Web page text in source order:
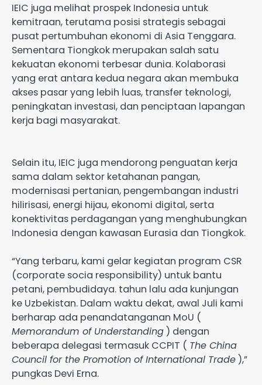
IEIC juga melihat prospek Indonesia untuk
kemitraan, terutama posisi strategis sebagai
pusat pertumbuhan ekonomi di Asia Tenggara.
Sementara Tiongkok merupakan salah satu
kekuatan ekonomi terbesar dunia. Kolaborasi
yang erat antara kedua negara akan membuka
akses pasar yang lebih luas, transfer teknologi,
peningkatan investasi, dan penciptaan lapangan
kerja bagi masyarakat.
Selain itu, IEIC juga mendorong penguatan kerja
sama dalam sektor ketahanan pangan,
modernisasi pertanian, pengembangan industri
hilirisasi, energi hijau, ekonomi digital, serta
konektivitas perdagangan yang menghubungkan
Indonesia dengan kawasan Eurasia dan Tiongkok.
“Yang terbaru, kami gelar kegiatan program CSR
(corporate socia responsibility) untuk bantu
petani, pembudidaya. tahun lalu ada kunjungan
ke Uzbekistan. Dalam waktu dekat, awal Juli kami
berharap ada penandatanganan MoU (
Memorandum of Understanding ) dengan
beberapa delegasi termasuk CCPIT ( The China
Council for the Promotion of International Trade ),”
pungkas Devi Erna.